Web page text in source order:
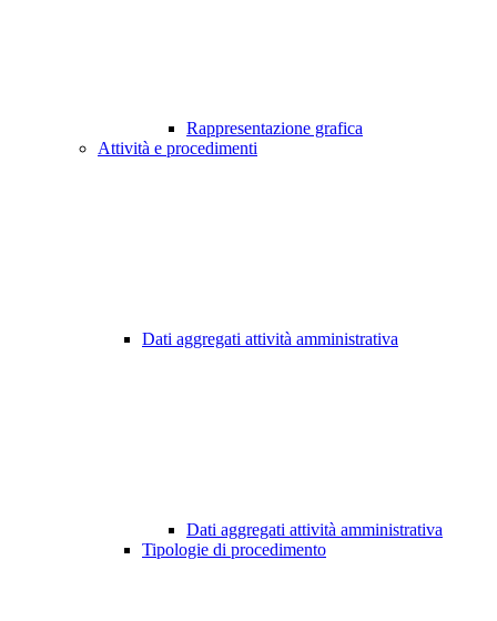
Rappresentazione grafica
Attività e procedimenti
Dati aggregati attività amministrativa
Dati aggregati attività amministrativa
Tipologie di procedimento